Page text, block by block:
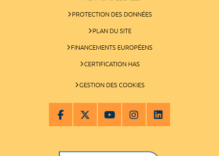
PROTECTION DES DONNÉES
PLAN DU SITE
FINANCEMENTS EUROPÉENS
CERTIFICATION HAS
GESTION DES COOKIES